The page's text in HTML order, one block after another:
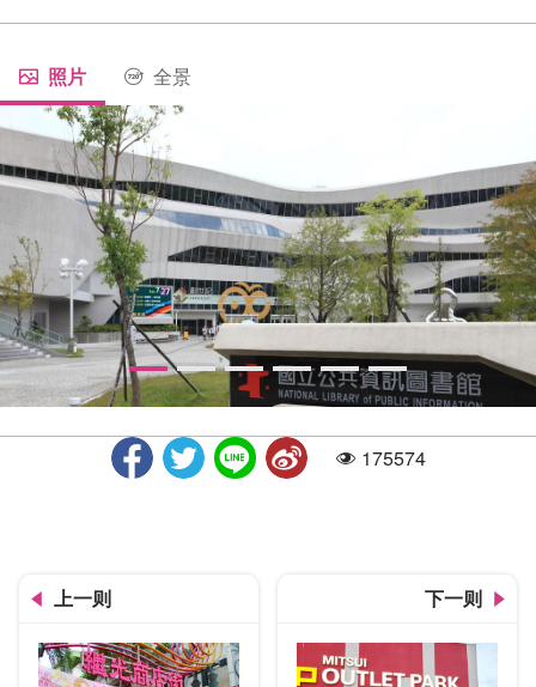
照片 全景
人气175574
上一则 下一则